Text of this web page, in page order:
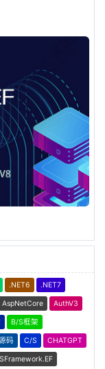
.NET6 .NET7
AspNetCore AuthV3
B/S框架
码 C/S CHATGPT